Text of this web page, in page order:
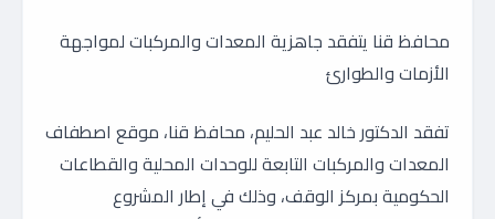
محافظ قنا يتفقد جاهزية المعدات والمركبات لمواجهة
الأزمات والطوارئ
تفقد الدكتور خالد عبد الحليم، محافظ قنا، موقع اصطفاف
المعدات والمركبات التابعة للوحدات المحلية والقطاعات
الحكومية بمركز الوقف، وذلك في إطار المشروع